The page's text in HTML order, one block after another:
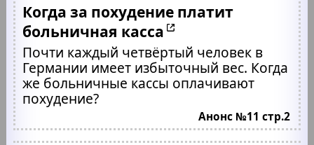
Когда за похудение платит
больничная касса
Почти каждый четвёртый человек в
Германии имеет избыточный вес. Когда
же больничные кассы оплачивают
похудение?
Анонс №11 стр.2